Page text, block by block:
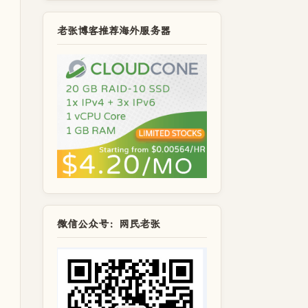
老张博客推荐海外服务器
微信公众号：网民老张